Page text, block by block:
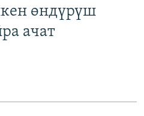
өндүрүш
ачат